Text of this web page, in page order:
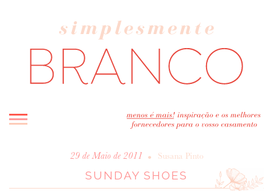
INICIO
BLOG
29 de Maio de 2011 • Susana Pinto
SUNDAY SHOES